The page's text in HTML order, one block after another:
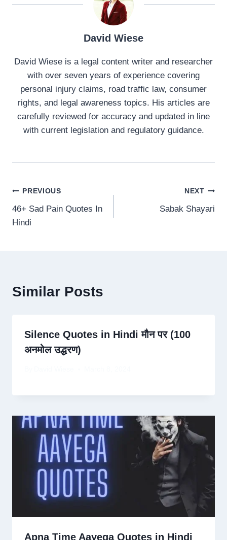
David Wiese
David Wiese is a legal content writer and researcher
with over seven years of experience covering
personal injury claims, road traffic law, consumer
rights, and legal awareness topics. His articles are
carefully reviewed for accuracy and updated in line
with current legislation and regulatory guidance.
Post
navigation
PREVIOUS
46+ Sad Pain Quotes In
Hindi
NEXT
Sabak Shayari
Similar Posts
Silence Quotes in Hindi मौन पर (100
अनमोल उद्धरण)
Apna Time Aayega Quotes in Hindi